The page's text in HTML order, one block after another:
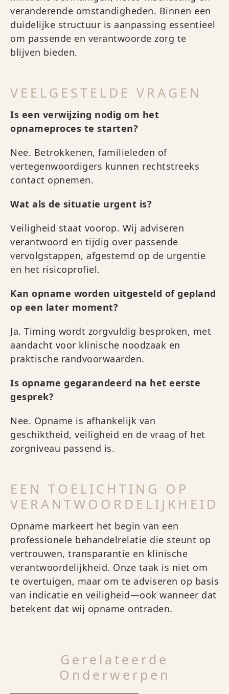
veranderende omstandigheden. Binnen een
duidelijke structuur is aanpassing essentieel
om passende en verantwoorde zorg te
blijven bieden.
VEELGESTELDE VRAGEN
Is een verwijzing nodig om het
opnameproces te starten?
Nee. Betrokkenen, familieleden of
vertegenwoordigers kunnen rechtstreeks
contact opnemen.
Wat als de situatie urgent is?
Veiligheid staat voorop. Wij adviseren
verantwoord en tijdig over passende
vervolgstappen, afgestemd op de urgentie
en het risicoprofiel.
Kan opname worden uitgesteld of gepland
op een later moment?
Ja. Timing wordt zorgvuldig besproken, met
aandacht voor klinische noodzaak en
praktische randvoorwaarden.
Is opname gegarandeerd na het eerste
gesprek?
Nee. Opname is afhankelijk van
geschiktheid, veiligheid en de vraag of het
zorgniveau passend is.
EEN TOELICHTING OP
VERANTWOORDELIJKHEID
Opname markeert het begin van een
professionele behandelrelatie die steunt op
vertrouwen, transparantie en klinische
verantwoordelijkheid. Onze taak is niet om
te overtuigen, maar om te adviseren op basis
van indicatie en veiligheid—ook wanneer dat
betekent dat wij opname ontraden.
Gerelateerde
Onderwerpen